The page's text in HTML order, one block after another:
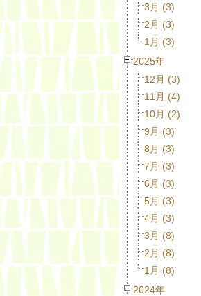
3月 (3)
2月 (3)
1月 (3)
2025年
12月 (3)
11月 (4)
10月 (2)
9月 (3)
8月 (3)
7月 (3)
6月 (3)
5月 (3)
4月 (3)
3月 (8)
2月 (8)
1月 (8)
2024年